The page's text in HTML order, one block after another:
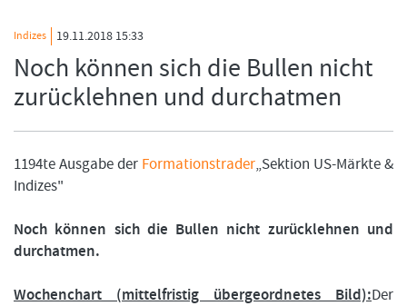
Indizes 19.11.2018 15:33
Noch können sich die Bullen nicht
zurücklehnen und durchatmen
1194te Ausgabe der Formationstrader„Sektion US-Märkte &
Indizes"
Noch können sich die Bullen nicht zurücklehnen und
durchatmen.
Wochenchart (mittelfristig übergeordnetes Bild):Der
Angemeldet bleiben
LOGIN
Passwort vergessen
Ich bin neu, und jetzt?
Das Formationstrader Programm bietet unterschiedliche User-Pakete. Bitte
unserem Online-Shop das passende Angebot.